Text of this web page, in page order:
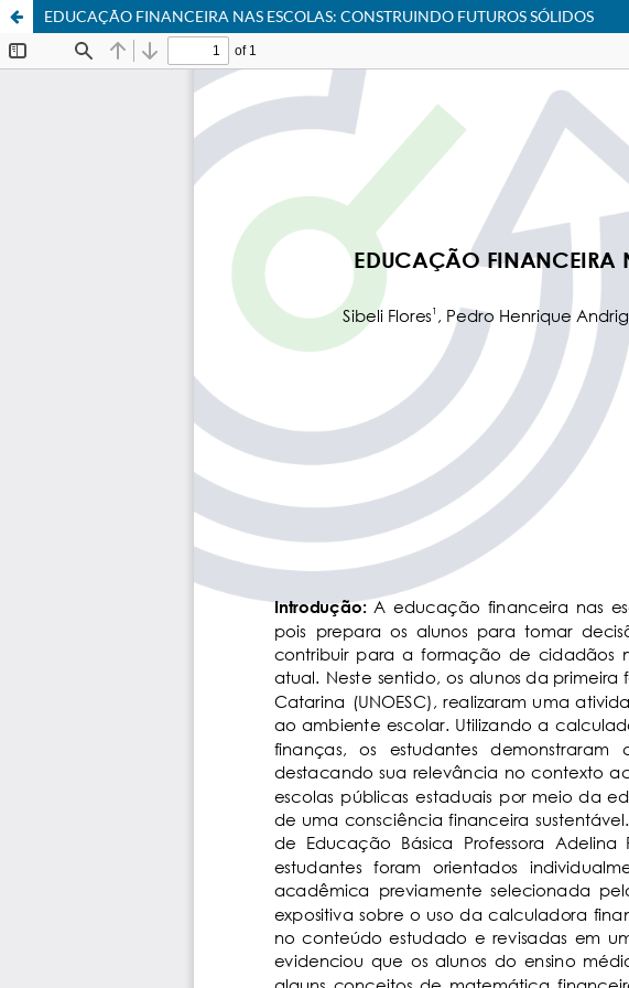
EDUCAÇÃO FINANCEIRA NAS ESCOLAS: CONSTRUINDO FUTUROS SÓLIDOS